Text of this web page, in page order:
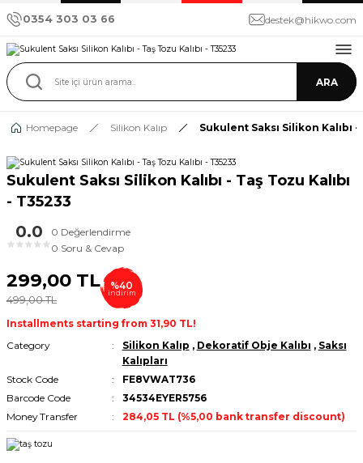
0354 303 03 66 destek@hikwo.com
ARA
Homepage Silikon Kalıp Sukulent Saksı Silikon Kalıbı -
Sukulent Saksı Silikon Kalıbı - Taş Tozu Kalıbı
- T35233
0.0
★ ★ ★ ★ ★
0 Değerlendirme
0 Soru & Cevap
299,00 TL
499,00 TL
%40
indirim
Installments starting from 31,90 TL!
Category
Silikon Kalıp , Dekoratif Obje Kalıbı , Saksı
Kalıpları
Stock Code
FE8VWAT736
Barcode Code
34534EYER5756
Money Transfer
284,05 TL (%5,00 bank transfer discount)